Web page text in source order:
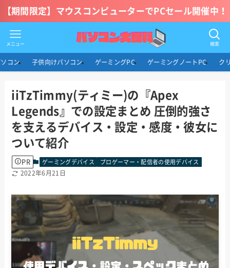
【期間限定】マウスコンピューターでPCセール開催中！
検索
メニュー
コン 子供向けパソコン ゲーミングPC ゲーミングノートPC ク
iiTzTimmy(ティミー)の『Apex
Legends』での設定まとめ 圧倒的強さ
を支えるデバイス・設定・感度・彼女に
ついて紹介
PR ゲーミングデバイス プロゲーマー・配信者の使用デバイス
2022年6月21日